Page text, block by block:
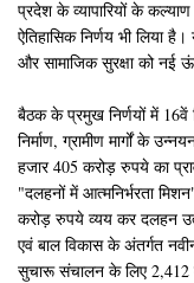
प्रदेश के व्यापारियों के
ऐतिहासिक निर्णय भी लिया
और सामाजिक सुरक्षा को नई
बैठक के प्रमुख निर्णयों में
निर्माण, ग्रामीण मार्गों के
हजार 405 करोड़ रुपये का
"दलहनों में आत्मनिर्भरता
करोड़ रुपये व्यय कर दलहन
एवं बाल विकास के अंतर्गत
सुचारू संचालन के लिए 2,412